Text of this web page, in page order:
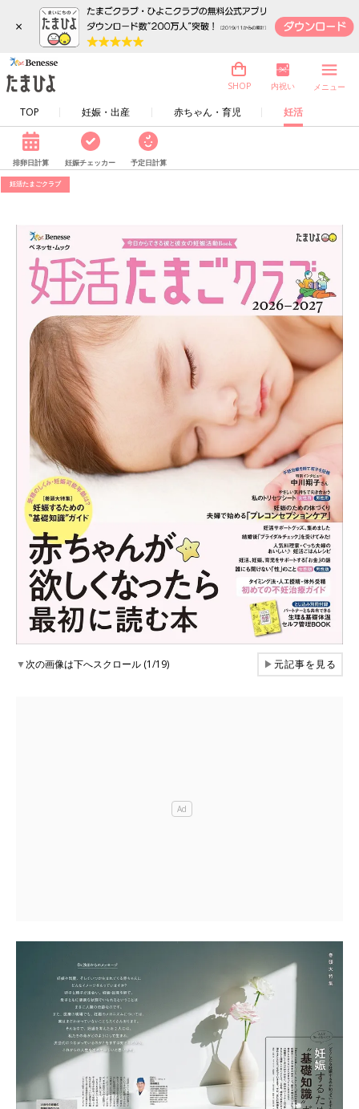
×
TOP 妊娠・出産 赤ちゃん・育児 妊活
SHOP 内祝い メニュー
排卵日計算 妊娠チェッカー 予定日計算
妊活たまごクラブ
▼次の画像は下へスクロール (1/19) ▶元記事を見る